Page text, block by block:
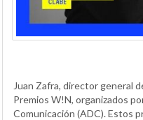
Juan Zafra, director general
Premios W!N, organizados
Comunicación (ADC). Estos